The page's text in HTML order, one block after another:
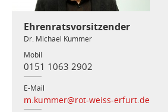
Ehrenratsvorsitzender
Dr. Michael Kummer
Mobil
0151 1063 2902
E-Mail
m.kummer@rot-weiss-erfurt.de